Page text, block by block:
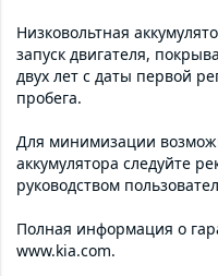
Низковольтная
запуск двигателя,
двух лет с даты первой
пробега.
Для минимизации
аккумулятора следуйте
руководством
Полная информация о
www.kia.com.